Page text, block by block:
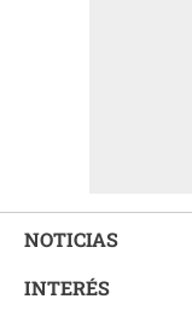
NOTICIAS
INTERÉS